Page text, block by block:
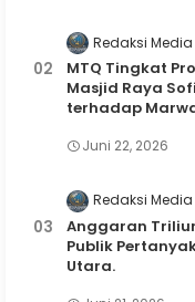
Redaksi
MTQ Tingkat
Masjid Raya
terhadap
Juni 22, 2026
Redaksi
Anggaran
Publik
Utara.